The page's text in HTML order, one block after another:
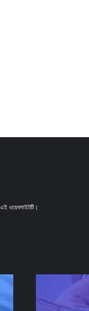
ওয়েবসাইটটি।